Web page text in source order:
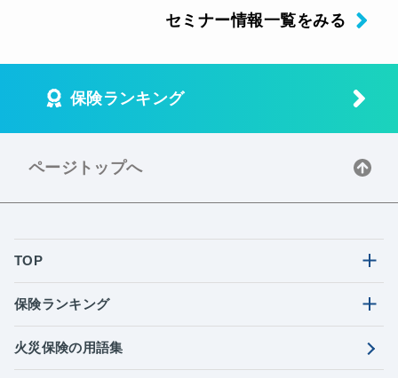
セミナー情報一覧をみる
保険ランキング
ページトップへ
TOP
保険ランキング
火災保険の用語集